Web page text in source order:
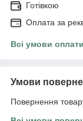
Готівкою
Оплата за
Всі умови оплати
Умови
Повернення